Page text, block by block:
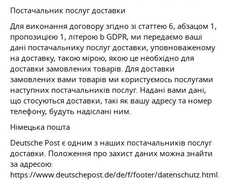
Постачальник послуг доставки
Для виконання договору згідно зі статтею 6, абзацом 1,
пропозицією 1, літерою b GDPR, ми передаємо ваші
дані постачальнику послуг доставки, уповноваженому
на доставку, такою мірою, якою це необхідно для
доставки замовлених товарів. Для доставки
замовлених вами товарів ми користуємось послугами
наступних постачальників послуг. Надані вами дані,
що стосуються доставки, такі як вашу адресу та номер
телефону, будуть надіслані ним.
Німецька пошта
Deutsche Post є одним з наших постачальників послуг
доставки. Положення про захист даних можна знайти
за адресою:
https://www.deutschepost.de/de/f/footer/datenschutz.html.